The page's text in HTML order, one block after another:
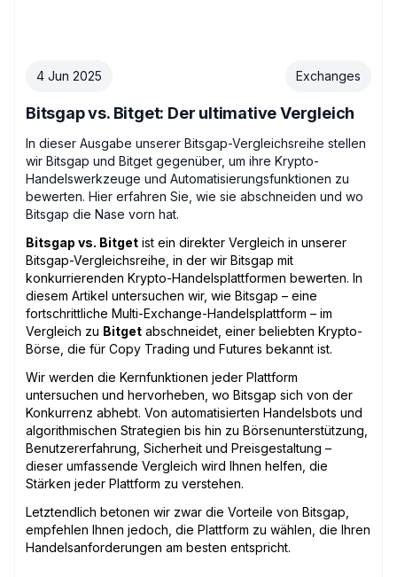
4 Jun 2025 Exchanges
Bitsgap vs. Bitget: Der ultimative Vergleich
In dieser Ausgabe unserer Bitsgap-Vergleichsreihe stellen
wir Bitsgap und Bitget gegenüber, um ihre Krypto-
Handelswerkzeuge und Automatisierungsfunktionen zu
bewerten. Hier erfahren Sie, wie sie abschneiden und wo
Bitsgap die Nase vorn hat.
Bitsgap vs. Bitget ist ein direkter Vergleich in unserer
Bitsgap-Vergleichsreihe, in der wir Bitsgap mit
konkurrierenden Krypto-Handelsplattformen bewerten. In
diesem Artikel untersuchen wir, wie Bitsgap – eine
fortschrittliche Multi-Exchange-Handelsplattform – im
Vergleich zu Bitget abschneidet, einer beliebten Krypto-
Börse, die für Copy Trading und Futures bekannt ist.
Wir werden die Kernfunktionen jeder Plattform
untersuchen und hervorheben, wo Bitsgap sich von der
Konkurrenz abhebt. Von automatisierten Handelsbots und
algorithmischen Strategien bis hin zu Börsenunterstützung,
Benutzererfahrung, Sicherheit und Preisgestaltung –
dieser umfassende Vergleich wird Ihnen helfen, die
Stärken jeder Plattform zu verstehen.
Letztendlich betonen wir zwar die Vorteile von Bitsgap,
empfehlen Ihnen jedoch, die Plattform zu wählen, die Ihren
Handelsanforderungen am besten entspricht.